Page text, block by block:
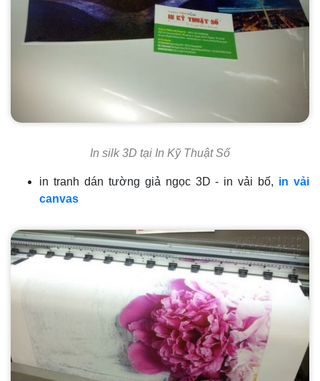
In silk 3D tại In Kỹ Thuật Số
in tranh dán tường giả ngọc 3D - in vải bố, in vải
canvas